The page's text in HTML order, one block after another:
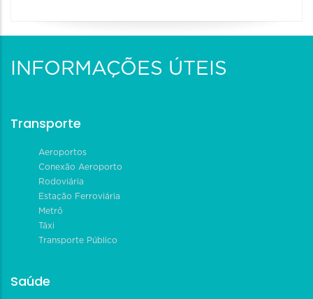
INFORMAÇÕES ÚTEIS
Transporte
Aeroportos
Conexão Aeroporto
Rodoviária
Estação Ferroviária
Metrô
Táxi
Transporte Público
Saúde